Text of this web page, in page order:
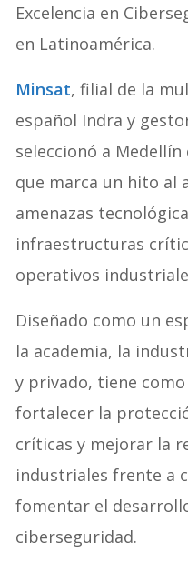
Excelencia en
en Latinoamérica.
Minsat, filial de la
español Indra y
seleccionó a
que marca un hito al
amenazas
infraestructuras
operativos
Diseñado como un
la academia, la
y privado, tiene
fortalecer la
críticas y mejorar la
industriales frente a
fomentar el
ciberseguridad.